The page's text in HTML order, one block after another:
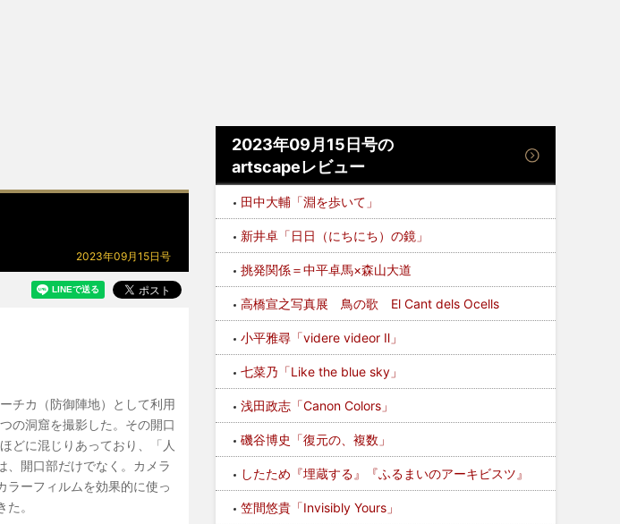
2023年09月15日号
チカ（防御陣地）として利用
の洞窟を撮影した。その開口
どに混じりあっており、「人
、開口部だけでなく。カメラ
ラーフィルムを効果的に使っ
。
2023年09月15日号の
artscapeレビュー
田中大輔「淵を歩いて」
新井卓「日日（にちにち）の鏡」
挑発関係＝中平卓馬×森山大道
高橋宣之写真展 鳥の歌 El Cant dels Ocells
小平雅尋「videre videor Ⅱ」
七菜乃「Like the blue sky」
浅田政志「Canon Colors」
磯谷博史「復元の、複数」
したため『埋蔵する』『ふるまいのアーキビスツ』
笠間悠貴「Invisibly Yours」